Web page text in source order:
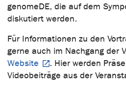
genomeDE, die auf dem
diskutiert werden.
Für Informationen zu den
gerne auch im Nachgang der
Website
. Hier werden
Videobeiträge aus der